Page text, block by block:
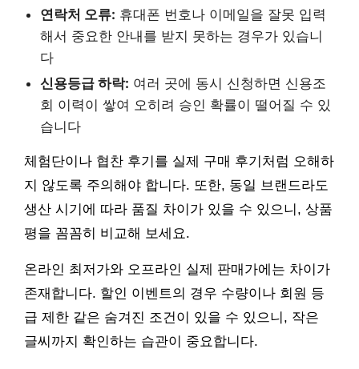
연락처 오류: 휴대폰 번호나 이메일을 잘못 입력
해서 중요한 안내를 받지 못하는 경우가 있습니
다
신용등급 하락: 여러 곳에 동시 신청하면 신용조
회 이력이 쌓여 오히려 승인 확률이 떨어질 수 있
습니다
체험단이나 협찬 후기를 실제 구매 후기처럼 오해하
지 않도록 주의해야 합니다. 또한, 동일 브랜드라도
생산 시기에 따라 품질 차이가 있을 수 있으니, 상품
평을 꼼꼼히 비교해 보세요.
온라인 최저가와 오프라인 실제 판매가에는 차이가
존재합니다. 할인 이벤트의 경우 수량이나 회원 등
급 제한 같은 숨겨진 조건이 있을 수 있으니, 작은
글씨까지 확인하는 습관이 중요합니다.